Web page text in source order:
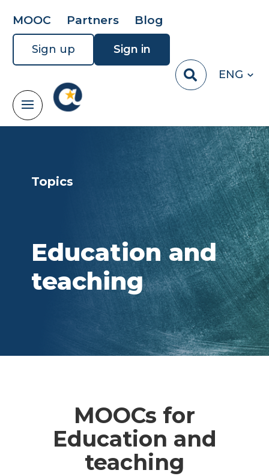
MOOC Partners Blog
Sign up
Sign in
ENG
Topics
Education and
teaching
MOOCs for
Education and
teaching